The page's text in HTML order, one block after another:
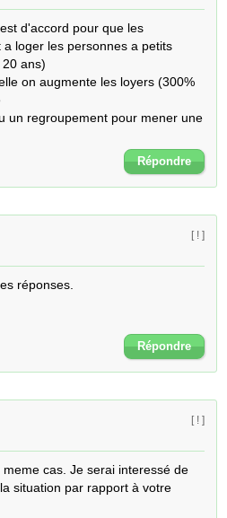
d'accord pour que les
loger les personnes a petits
ans)
on augmente les loyers (300%
un regroupement pour mener une
Répondre
[ ! ]
réponses.
Répondre
[ ! ]
cas. Je serai interessé de
situation par rapport à votre